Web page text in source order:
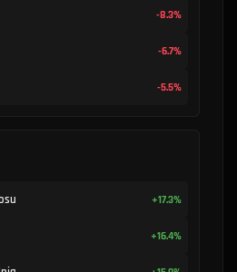
-8.3%
-6.7%
-5.5%
+17.3%
+16.4%